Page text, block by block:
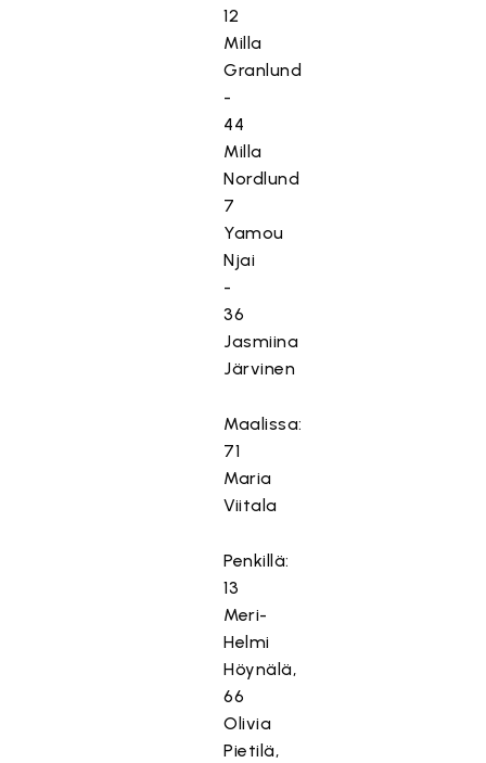
12
Milla
Granlund
-
44
Milla
Nordlund
7
Yamou
Njai
-
36
Jasmiina
Järvinen
Maalissa:
71
Maria
Viitala
Penkillä:
13
Meri-
Helmi
Höynälä,
66
Olivia
Pietilä,